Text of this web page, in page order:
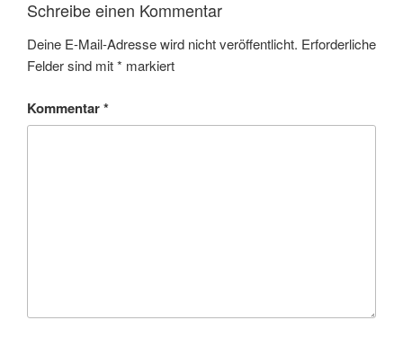
Schreibe einen Kommentar
Deine E-Mail-Adresse wird nicht veröffentlicht. Erforderliche
Felder sind mit* markiert
Kommentar*